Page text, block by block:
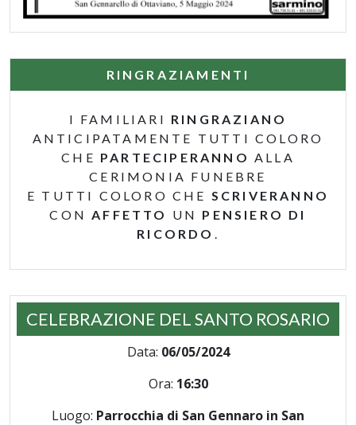
RINGRAZIAMENTI
I FAMILIARI RINGRAZIANO
ANTICIPATAMENTE TUTTI COLORO
CHE PARTECIPERANNO ALLA
CERIMONIA FUNEBRE
E TUTTI COLORO CHE SCRIVERANNO
CON AFFETTO UN PENSIERO DI
RICORDO
CELEBRAZIONE DEL SANTO ROSARIO
Data: 06/05/2024
Ora: 16:30
Luogo: Parrocchia di San Gennaro in San